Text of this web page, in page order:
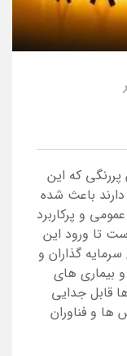
که این
باعث شده
و پرکاربرد
تا ورود این
گذاران و
بیماری های
قابل جدایی
و فناوران